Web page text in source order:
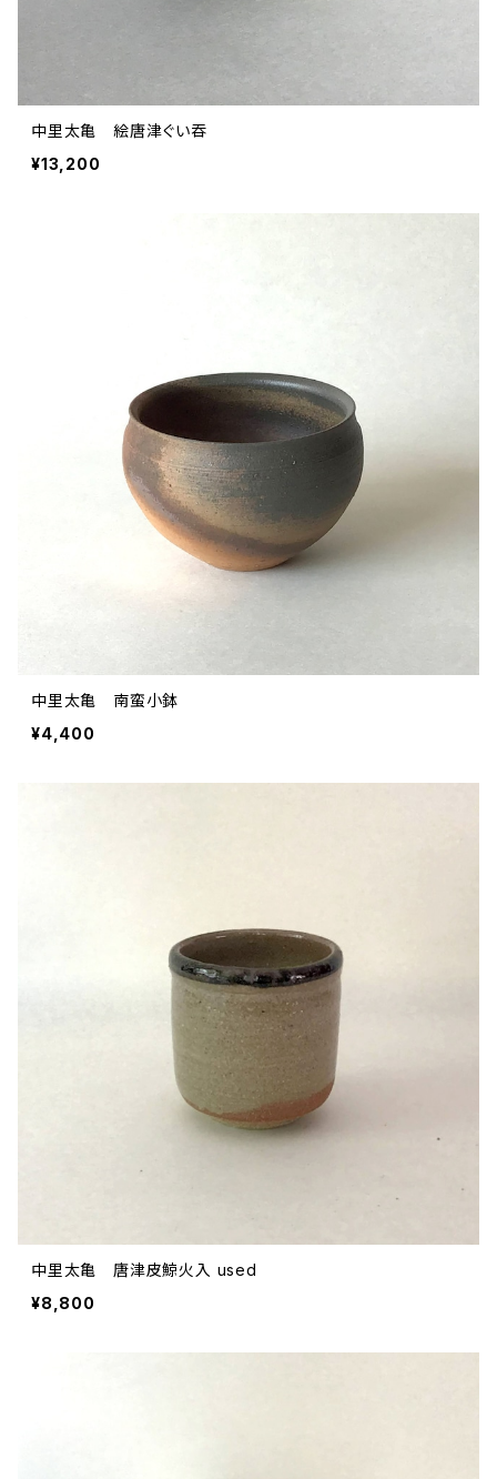
中里太亀 絵唐津ぐい吞
¥13,200
中里太亀 南蛮小鉢
¥4,400
中里太亀 唐津皮鯨火入 used
¥8,800